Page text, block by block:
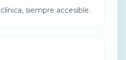
siempre accesible.